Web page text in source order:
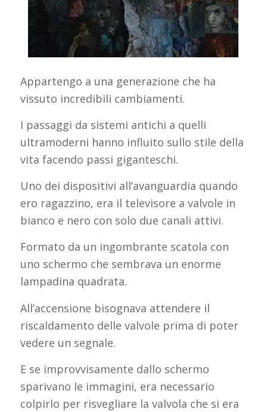
Appartengo a una generazione che ha
vissuto incredibili cambiamenti.
I passaggi da sistemi antichi a quelli
ultramoderni hanno influito sullo stile della
vita facendo passi giganteschi.
Uno dei dispositivi all’avanguardia quando
ero ragazzino, era il televisore a valvole in
bianco e nero con solo due canali attivi.
Formato da un ingombrante scatola con
uno schermo che sembrava un enorme
lampadina quadrata.
All’accensione bisognava attendere il
riscaldamento delle valvole prima di poter
vedere un segnale.
E se improvvisamente dallo schermo
sparivano le immagini, era necessario
colpirlo per risvegliare la valvola che si era